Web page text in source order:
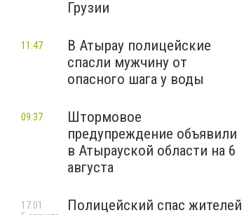
Грузии
В Атырау полицейские
спасли мужчину от
опасного шага у воды
11:47
Штормовое
предупреждение объявили
в Атырауской области на 6
августа
09:37
Полицейский спас жителей
17:01